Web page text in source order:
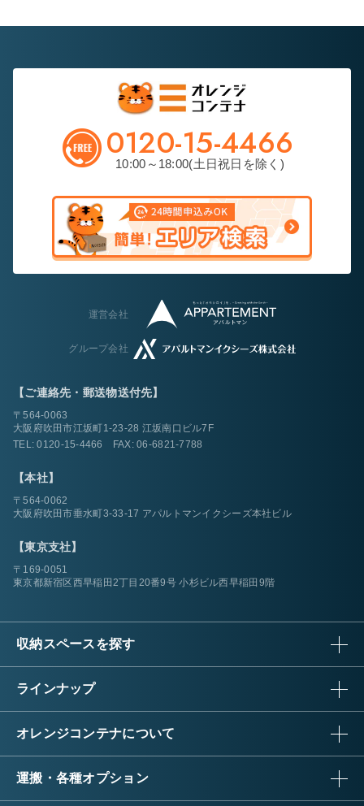
0120-15-4466
10:00～18:00(土日祝日を除く)
運営会社
グループ会社
【ご連絡先・郵送物送付先】
〒564-0063
大阪府吹田市江坂町1-23-28 江坂南口ビル7F
TEL:0120-15-4466 FAX: 06-6821-7788
【本社】
〒564-0062
大阪府吹田市垂水町3-33-17 アパルトマンイクシーズ本社ビル
【東京支社】
〒169-0051
東京都新宿区西早稲田2丁目20番9号 小杉ビル西早稲田9階
収納スペースを探す
ラインナップ
オレンジコンテナについて
運搬・各種オプション